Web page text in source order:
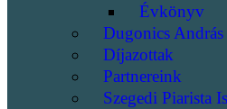
Évkönyv
Dugonics András
Díjazottak
Partnereink
Szegedi Piarista